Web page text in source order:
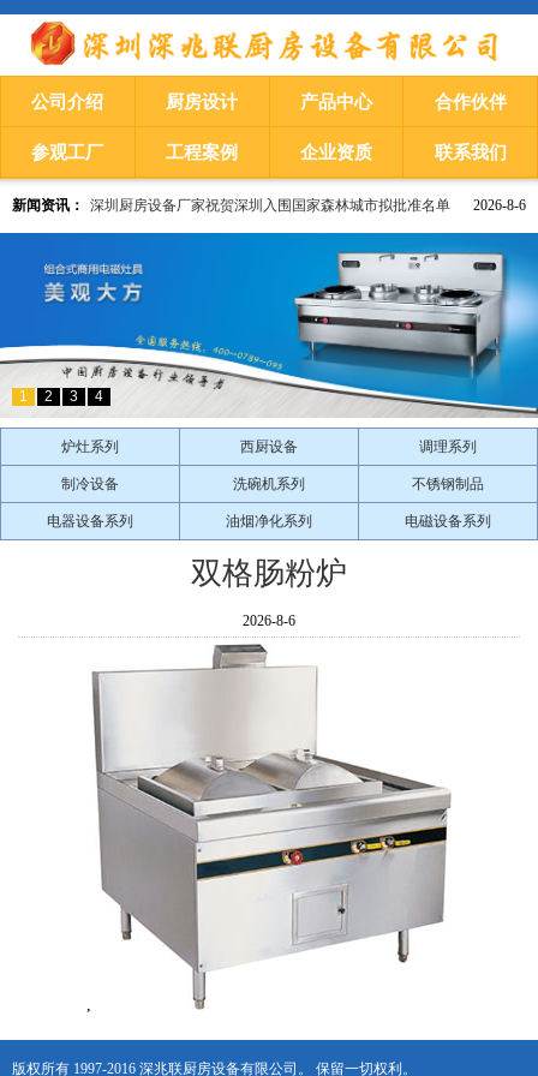
公司介绍 厨房设计 产品中心 合作伙伴
参观工厂 工程案例 企业资质 联系我们
2026-8-6
新闻资讯： 深圳厨房设备厂家祝贺深圳入围国家森林城市拟批准名单
深圳厨房设备厂家 ​深圳限价租赁房“一年一调”，年租金涨幅不超5％
1 2 3 4
炉灶系列 西厨设备 调理系列
制冷设备 洗碗机系列 不锈钢制品
电器设备系列 油烟净化系列 电磁设备系列
双格肠粉炉
2026-8-6
,
版权所有 1997-2016 深兆联厨房设备有限公司。 保留一切权利。